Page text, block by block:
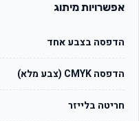
אפשרויות מיתוג
הדפסה בצבע אחד
הדפסה CMYK (צבע מלא)
חריטה בלייזר